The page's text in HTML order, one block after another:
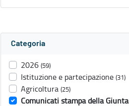
Categoria
2026 (59)
Istituzione e partecipazione (31)
Agricoltura (25)
Comunicati stampa della Giunta